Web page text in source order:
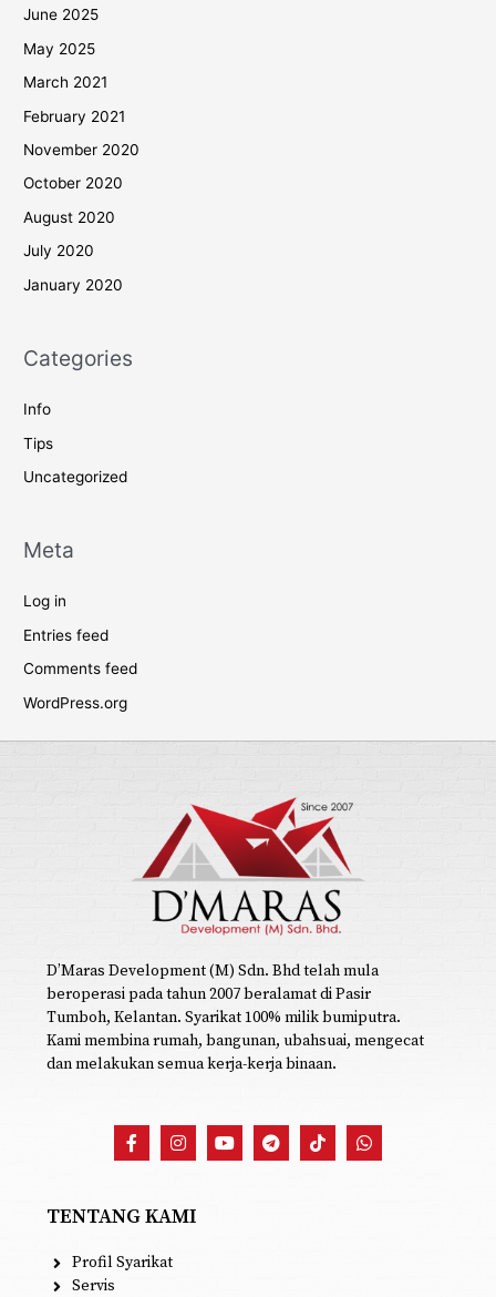
June 2025
May 2025
March 2021
February 2021
November 2020
October 2020
August 2020
July 2020
January 2020
Categories
Info
Tips
Uncategorized
Meta
Log in
Entries feed
Comments feed
WordPress.org
D’Maras Development (M) Sdn. Bhd telah mula
beroperasi pada tahun 2007 beralamat di Pasir
Tumboh, Kelantan. Syarikat 100% milik bumiputra.
Kami membina rumah, bangunan, ubahsuai, mengecat
dan melakukan semua kerja-kerja binaan.
TENTANG KAMI
Profil Syarikat
Servis